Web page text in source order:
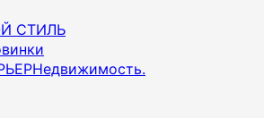
СТИЛЬ
Недвижимость.